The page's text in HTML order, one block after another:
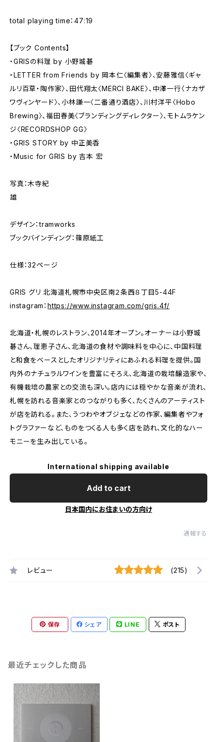
total playing time：47:19
【ブック Contents】
・GRISの料理 by 小野城碁
・LETTER from Friends by 岡本仁〈編集者〉、安藤雅信〈ギャ
ルリ百草・陶作家〉、田代翔太〈MERCI BAKE〉、中澤一行〈ナカザ
ワヴィンヤード〉、小林謙一〈二番通り酒店〉、川村洋平〈Hobo
Brewing〉、福田春美〈ブランディングディレクター〉、モトムラケン
ジ〈RECORDSHOP GG〉
・GRIS STORY by 中正美香
・Music for GRIS by 吉本 宏
写真：木寺紀
雄
デザイン：tramworks
ブックバインディング：篠原紙工
仕様：32ページ
GRIS グリ 北海道札幌市中央区南２条西８丁目5-44F
instagram： https://www.instagram.com/gris.4f/
北海道・札幌のレストラン、2014年オープン。オーナーは小野城
碁さん、理恵子さん、北海道の食材や調味料を中心に、中国料理
と和食をベースとしたオリジナリティにあふれる料理を提供。国
内外のナチュラルワインを豊富にそろえ、北海道の栽培醸造家や、
有機栽培の農家との交流も深い。店内には穏やかな音楽が流れ、
札幌を訪れる音楽家とのつながりも多く、たくさんのアーティスト
が店を訪れる。また、うつわやオブジェなどの作家、編集者やフォ
トグラファーなど、ものをつくる人も多く店を訪れ、文化的なハー
モニーを生み出している。
International shipping available
Add to cart
日本国内にお住まいの方向け
通報する
レビュー (215)
保存 シェア LINE ポスト
最近チェックした商品